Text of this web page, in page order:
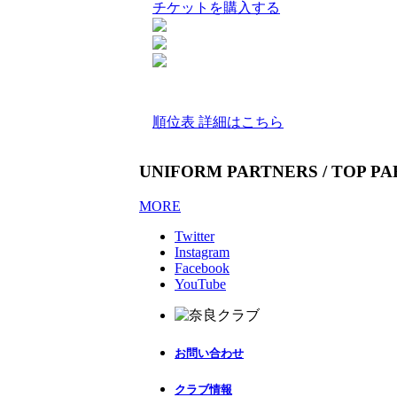
チケットを購入する
順位表 詳細はこちら
UNIFORM PARTNERS / TOP
MORE
Twitter
Instagram
Facebook
YouTube
お問い合わせ
クラブ情報